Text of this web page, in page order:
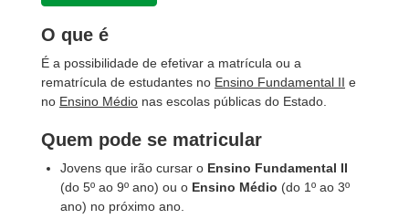
O que é
É a possibilidade de efetivar a matrícula ou a
rematrícula de estudantes no Ensino Fundamental II e
no Ensino Médio nas escolas públicas do Estado.
Quem pode se matricular
Jovens que irão cursar o Ensino Fundamental II
(do 5º ao9º ano) ou o Ensino Médio (do 1º ao 3º
ano) no próximo ano.